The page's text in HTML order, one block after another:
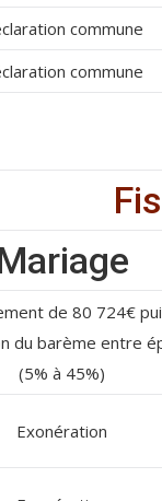
commune
commune
de 80 724€
du barème entre
(5% à 45%)
Exonération